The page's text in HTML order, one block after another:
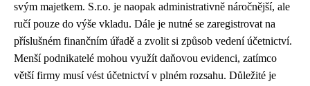
svým majetkem. S.r.o. je naopak administrativně náročnější, ale
ručí pouze do výše vkladu. Dále je nutné se zaregistrovat na
příslušném finančním úřadě a zvolit si způsob vedení účetnictví.
Menší podnikatelé mohou využít daňovou evidenci, zatímco
větší firmy musí vést účetnictví v plném rozsahu. Důležité je